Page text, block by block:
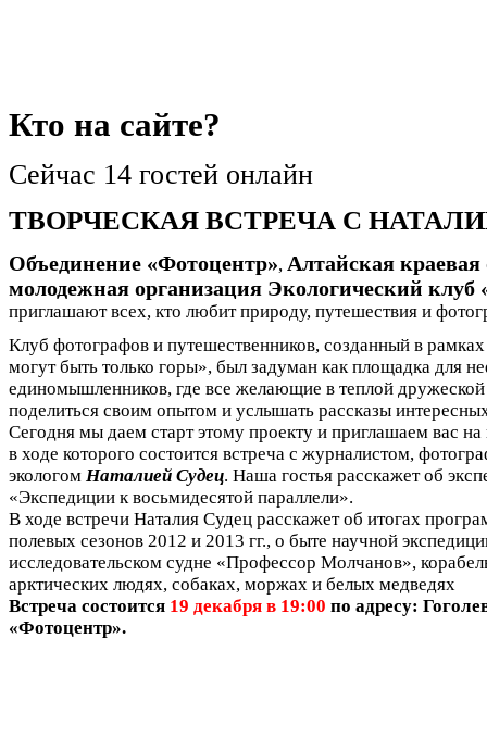
Кто на сайте?
Сейчас 14 гостей онлайн
ТВОРЧЕСКАЯ ВСТРЕЧА С
Объединение «Фотоцентр», Алтайская
молодежная организация Экологический клуб
приглашают всех, кто любит природу, путешествия и
Клуб фотографов и путешественников, созданный в
могут быть только горы», был задуман как площадка для
единомышленников, где все желающие в теплой
поделиться своим опытом и услышать рассказы
Сегодня мы даем старт этому проекту и приглашаем вас
в ходе которого состоится встреча с журналистом,
экологом Наталией Судец. Наша гостья расскажет об
«Экспедиции к восьмидесятой параллели».
В ходе встречи Наталия Судец расскажет об итогах
полевых сезонов 2012 и 2013 гг., о быте научной
исследовательском судне «Профессор Молчанов»,
арктических людях, собаках, моржах и белых медведях
Встреча состоится 19 декабря в 19:00 по адресу:
«Фотоцентр».